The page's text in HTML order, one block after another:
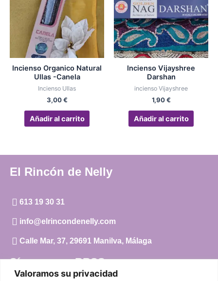
Valoramos su privacidad
Incienso Organico Natural
Ullas -Canela
Incienso Ullas
3,00€
Añadir al carrito
Incienso Vijayshree
Darshan
incienso Vijayshree
1,90€
Añadir al carrito
El Rincón de Nelly
613 19 30 31
info@elrincondenelly.com
Calle Mar, 37, 29691 Manilva, Málaga
Síguenos en RRSS